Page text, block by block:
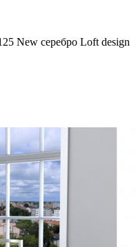
New серебро Loft design